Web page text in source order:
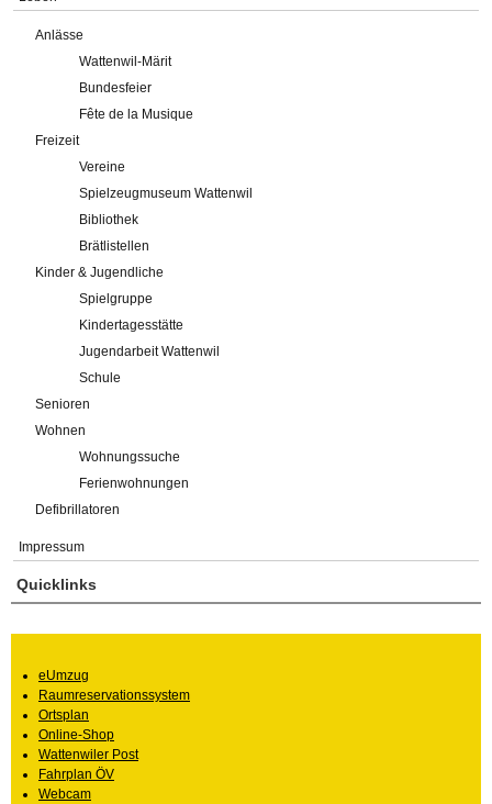
Anlässe
Wattenwil-Märit
Bundesfeier
Fête de la Musique
Freizeit
Vereine
Spielzeugmuseum Wattenwil
Bibliothek
Brätlistellen
Kinder & Jugendliche
Spielgruppe
Kindertagesstätte
Jugendarbeit Wattenwil
Schule
Senioren
Wohnen
Wohnungssuche
Ferienwohnungen
Defibrillatoren
Impressum
Quicklinks
eUmzug
Raumreservationssystem
Ortsplan
Online-Shop
Wattenwiler Post
Fahrplan ÖV
Webcam